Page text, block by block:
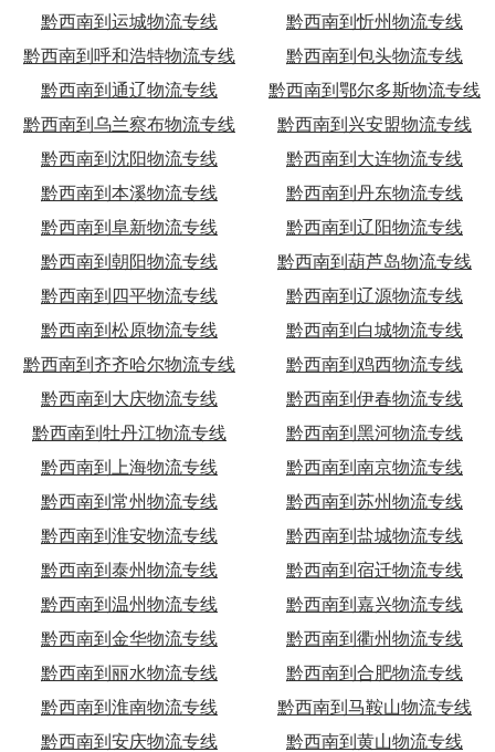
黔西南到运城物流专线
黔西南到忻州物流专线
黔西南到呼和浩特物流专线
黔西南到包头物流专线
黔西南到通辽物流专线
黔西南到鄂尔多斯物流专线
黔西南到乌兰察布物流专线
黔西南到兴安盟物流专线
黔西南到沈阳物流专线
黔西南到大连物流专线
黔西南到本溪物流专线
黔西南到丹东物流专线
黔西南到阜新物流专线
黔西南到辽阳物流专线
黔西南到朝阳物流专线
黔西南到葫芦岛物流专线
黔西南到四平物流专线
黔西南到辽源物流专线
黔西南到松原物流专线
黔西南到白城物流专线
黔西南到齐齐哈尔物流专线
黔西南到鸡西物流专线
黔西南到大庆物流专线
黔西南到伊春物流专线
黔西南到牡丹江物流专线
黔西南到黑河物流专线
黔西南到上海物流专线
黔西南到南京物流专线
黔西南到常州物流专线
黔西南到苏州物流专线
黔西南到淮安物流专线
黔西南到盐城物流专线
黔西南到泰州物流专线
黔西南到宿迁物流专线
黔西南到温州物流专线
黔西南到嘉兴物流专线
黔西南到金华物流专线
黔西南到衢州物流专线
黔西南到丽水物流专线
黔西南到合肥物流专线
黔西南到淮南物流专线
黔西南到马鞍山物流专线
黔西南到安庆物流专线
黔西南到黄山物流专线